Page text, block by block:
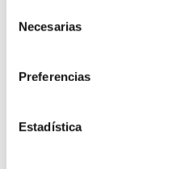
Necesarias
Preferencias
Estadística
cómoda la
adaptarse a las
- Caucho grabado a